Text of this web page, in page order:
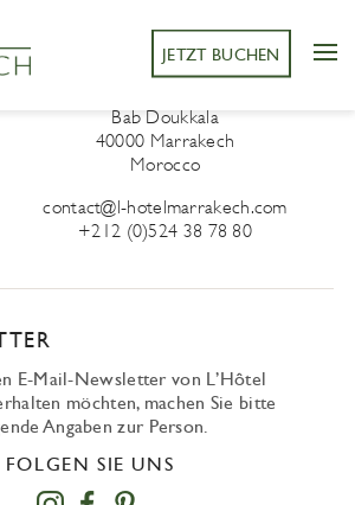
JETZT BUCHEN
L’Hôtel Marrakech
Bab Doukkala
40000 Marrakech
Morocco
contact@l-hotelmarrakech.com
+212 (0)524 38 78 80
E-Mail-Newsletter von L’Hôtel
möchten, machen Sie bitte
Angaben zur Person.
FOLGEN SIE UNS